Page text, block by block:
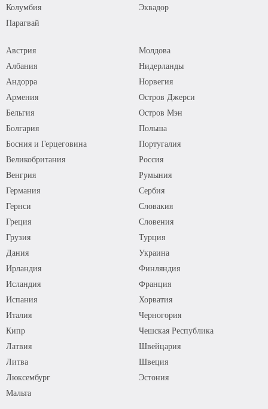
Колумбия
Парагвай
Эквадор
Австрия
Албания
Андорра
Армения
Бельгия
Болгария
Босния и Герцеговина
Великобритания
Венгрия
Германия
Гернси
Греция
Грузия
Дания
Ирландия
Исландия
Испания
Италия
Кипр
Латвия
Литва
Люксембург
Мальта
Молдова
Нидерланды
Норвегия
Остров Джерси
Остров Мэн
Польша
Португалия
Россия
Румыния
Сербия
Словакия
Словения
Турция
Украина
Финляндия
Франция
Хорватия
Черногория
Чешская Республика
Швейцария
Швеция
Эстония